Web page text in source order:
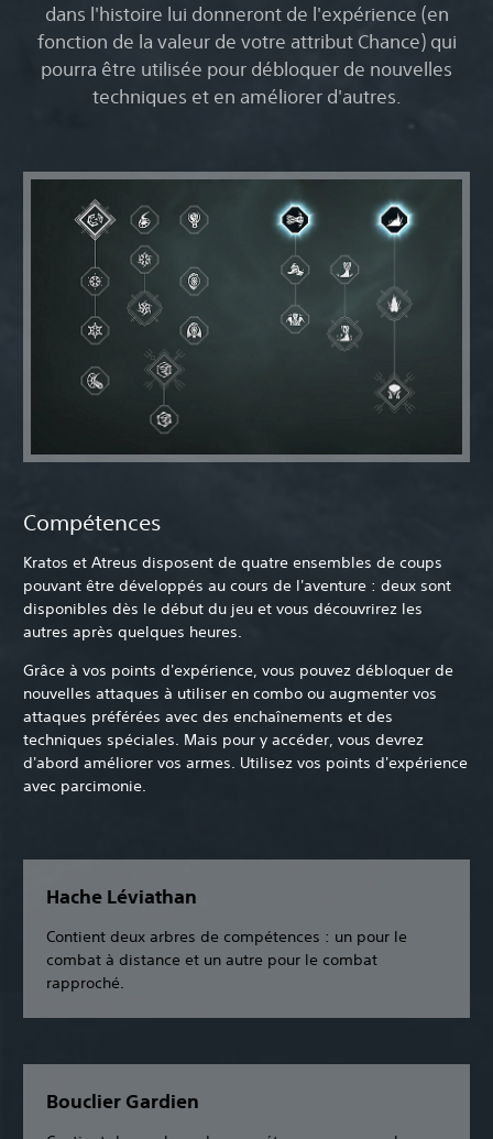
dans l'histoire lui donneront de l'expérience (en
fonction de la valeur de votre attribut Chance) qui
pourra être utilisée pour débloquer de nouvelles
techniques et en améliorer d'autres.
Compétences
Kratos et Atreus disposent de quatre ensembles de coups
pouvant être développés au cours de l'aventure : deux sont
disponibles dès le début du jeu et vous découvrirez les
autres après quelques heures.
Grâce à vos points d'expérience, vous pouvez débloquer de
nouvelles attaques à utiliser en combo ou augmenter vos
attaques préférées avec des enchaînements et des
techniques spéciales. Mais pour y accéder, vous devrez
d'abord améliorer vos armes. Utilisez vos points d'expérience
avec parcimonie.
Hache Léviathan
Contient deux arbres de compétences : un pour le
combat à distance et un autre pour le combat
rapproché.
Bouclier Gardien